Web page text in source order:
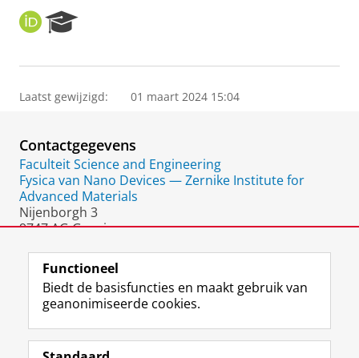
O
R
I
e
r
P
o
r
t
a
l
Laatst gewijzigd: 01 maart 2024 15:04
Contactgegevens
Faculteit Science and Engineering
Fysica van Nano Devices — Zernike Institute for
Advanced Materials
Nijenborgh 3
9747 AG Groningen
Volg de RUG
F
a
L
i
R
S
I
n
Y
o
Functioneel
Biedt de basisfuncties en maakt gebruik van
geanonimiseerde cookies.